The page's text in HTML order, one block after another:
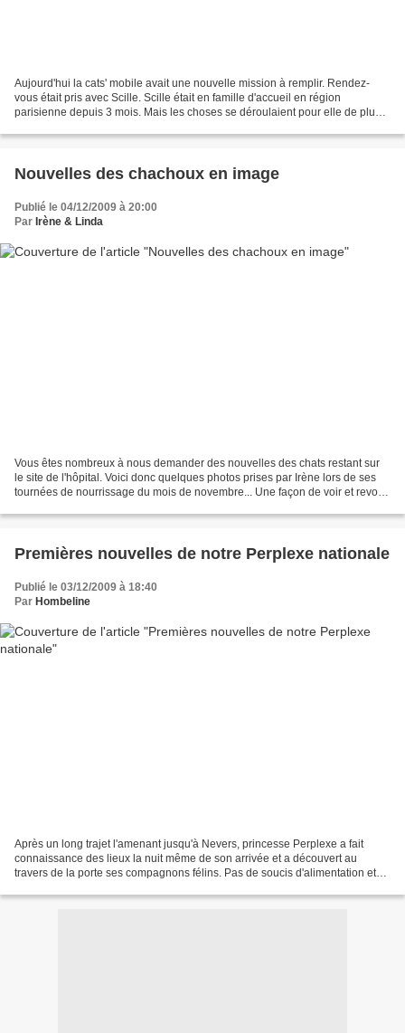
Aujourd'hui la cats' mobile avait une nouvelle mission à remplir. Rendez-
vous était pris avec Scille. Scille était en famille d'accueil en région
parisienne depuis 3 mois. Mais les choses se déroulaient pour elle de plus
Nouvelles des chachoux en image
Publié le 04/12/2009 à 20:00
Par Irène & Linda
Vous êtes nombreux à nous demander des nouvelles des chats restant sur
le site de l'hôpital. Voici donc quelques photos prises par Irène lors de ses
tournées de nourrissage du mois de novembre... Une façon de voir et revoir
Premières nouvelles de notre Perplexe nationale
Publié le 03/12/2009 à 18:40
Par Hombeline
Après un long trajet l'amenant jusqu'à Nevers, princesse Perplexe a fait
connaissance des lieux la nuit même de son arrivée et a découvert au
travers de la porte ses compagnons félins. Pas de soucis d'alimentation et